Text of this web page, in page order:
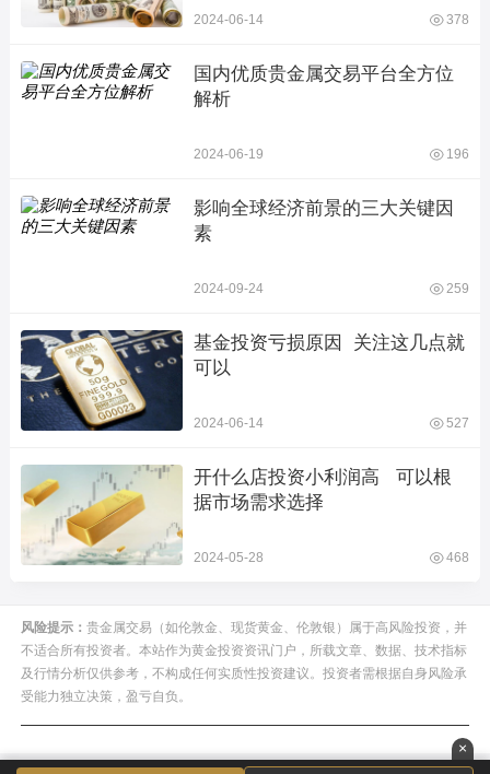
2024-06-14 378
国内优质贵金属交易平台全方位
解析
2024-06-19 196
影响全球经济前景的三大关键因
素
2024-09-24 259
基金投资亏损原因  关注这几点就
可以
2024-06-14 527
开什么店投资小利润高   可以根
据市场需求选择
2024-05-28 468
风险提示： 贵金属交易（如伦敦金、现货黄金、伦敦银）属于高风险投资，并
不适合所有投资者。本站作为黄金投资资讯门户，所载文章、数据、技术指标
及行情分析仅供参考，不构成任何实质性投资建议。投资者需根据自身风险承
受能力独立决策，盈亏自负。
×